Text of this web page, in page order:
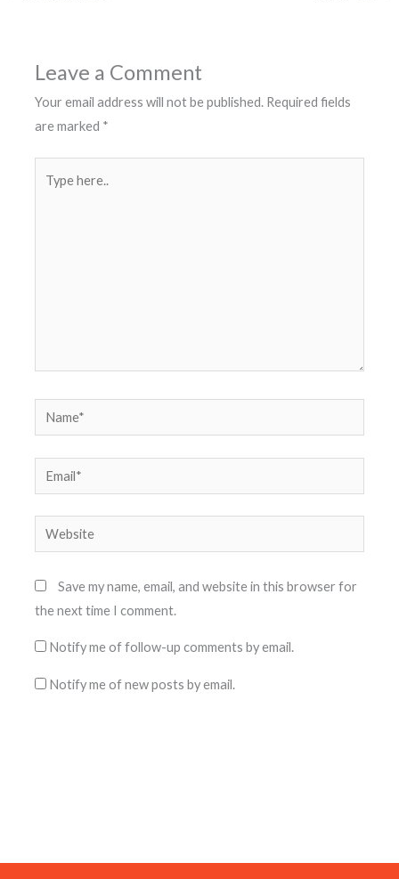
Leave a Comment
Your email address will not be published. Required fields
are marked *
here..
Name*
Email*
Website
Save my name, email, and website in this browser for
the next time I comment.
Notify me of follow-up comments by email.
Notify me of new posts by email.